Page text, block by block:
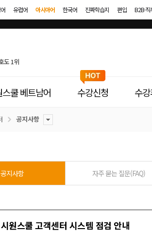
유럽어 아시아어 한국어 진짜학습지 편입 B2B·
스쿨 베트남어 수강신청 수
공지사항
공지사항 자주 묻는 질문(FAQ)
원스쿨 고객센터 시스템 점검 안내